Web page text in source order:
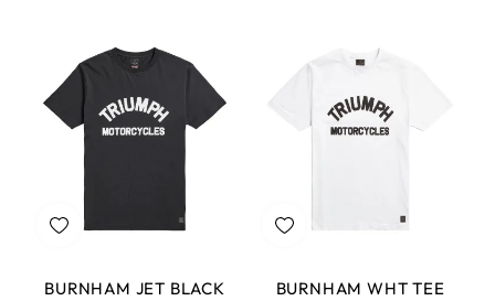
BURNHAM JET BLACK
BURNHAM WHT TEE